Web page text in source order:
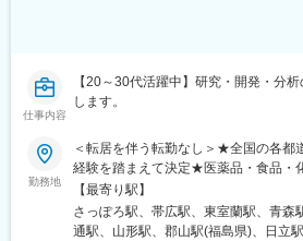
駅、自由が丘駅、みなとみらい駅、
パス駅、新八柱駅、行徳駅、新小岩駅
駅(東京都)、浜松町駅、押上駅、新木
京都)、天神駅、小倉駅(福岡県)、久留
大津駅、草津駅(滋賀県)、彦根駅、八
天理駅、高崎駅、宇都宮駅、水戸駅、
つくば駅、佐野駅、札幌駅、函館駅、
仕事内容
【20～30代活躍中】研究・開発・分
します。
勤務地
＜転居を伴う転勤なし＞★全国の各都
経験を踏まえて決定★医薬品・食品・
業・地元優良企業や、有名大学、公的
とご経験を踏まえ、ご活躍いただき
種、勤務地などをお伺いして配属先を
【最寄り駅】
さっぽろ駅、帯広駅、東室蘭駅、青森
通駅、山形駅、郡山駅(福島県)、日立